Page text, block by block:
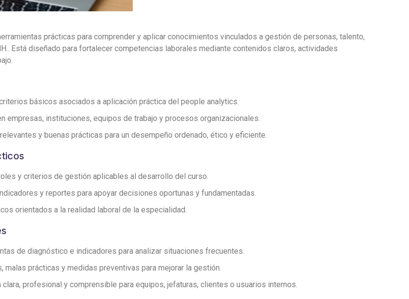
prácticas para comprender y aplicar conocimientos vinculados a gestión de personas, talento,
Está diseñado para fortalecer competencias laborales mediante contenidos claros, actividades
básicos asociados a aplicación práctica del people analytics.
empresas, instituciones, equipos de trabajo y procesos organizacionales.
y buenas prácticas para un desempeño ordenado, ético y eficiente.
y criterios de gestión aplicables al desarrollo del curso.
y reportes para apoyar decisiones oportunas y fundamentadas.
orientados a la realidad laboral de la especialidad.
de diagnóstico e indicadores para analizar situaciones frecuentes.
malas prácticas y medidas preventivas para mejorar la gestión.
profesional y comprensible para equipos, jefaturas, clientes o usuarios internos.